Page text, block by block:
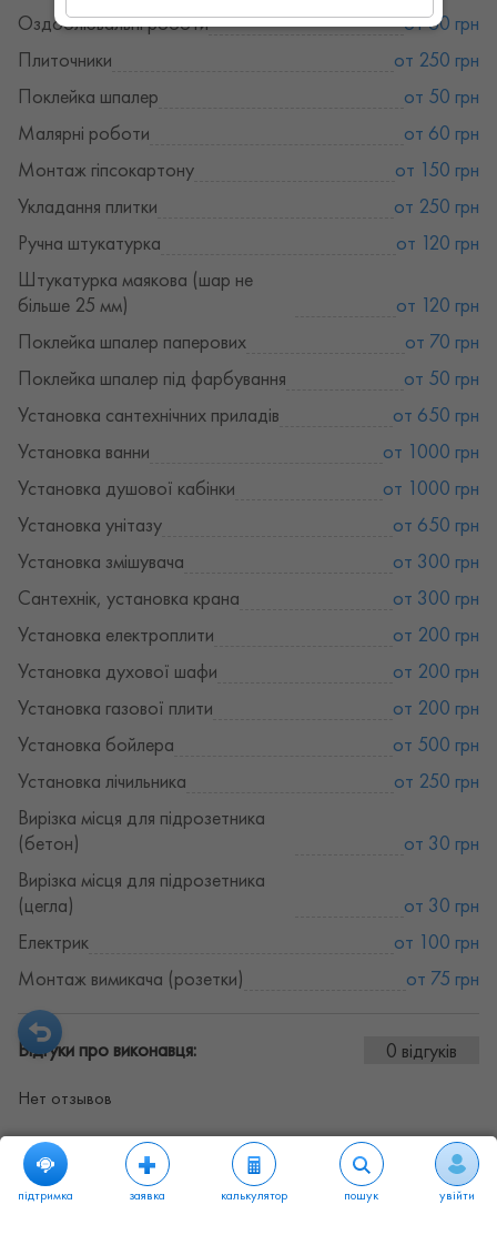
Оздоблювальні роботи
от 60 грн
Плиточники
от 250 грн
Поклейка шпалер
от 50 грн
Малярні роботи
от 60 грн
Монтаж гіпсокартону
от 150 грн
Укладання плитки
от 250 грн
Ручна штукатурка
от 120 грн
Штукатурка маякова (шар не
більше 25 мм)
от 120 грн
Поклейка шпалер паперових
от 70 грн
Поклейка шпалер під фарбування
от 50 грн
Установка сантехнічних приладів
от 650 грн
Установка ванни
от 1000 грн
Установка душової кабінки
от 1000 грн
Установка унітазу
от 650 грн
Установка змішувача
от 300 грн
Сантехнік, установка крана
от 300 грн
Установка електроплити
от 200 грн
Установка духової шафи
от 200 грн
Установка газової плити
от 200 грн
Установка бойлера
от 500 грн
Установка лічильника
от 250 грн
Вирізка місця для підрозетника
(бетон)
от 30 грн
Вирізка місця для підрозетника
(цегла)
от 30 грн
Електрик
от 100 грн
Монтаж вимикача (розетки)
от 75 грн
Відгуки про виконавця: 0 відгуків
Нет отзывов
підтримка заявка калькулятор пошук увійти